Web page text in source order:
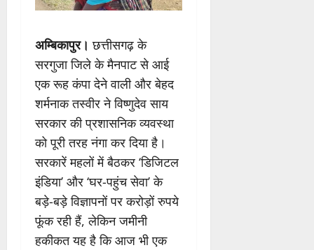
अम्बिकापुर। छत्तीसगढ़ के
सरगुजा जिले के मैनपाट से आई
एक रूह कंपा देने वाली और बेहद
शर्मनाक तस्वीर ने विष्णुदेव साय
सरकार की प्रशासनिक व्यवस्था
को पूरी तरह नंगा कर दिया है।
सरकारें महलों में बैठकर ‘डिजिटल
इंडिया’ और ‘घर-पहुंच सेवा’ के
बड़े-बड़े विज्ञापनों पर करोड़ों रुपये
फूंक रही हैं, लेकिन जमीनी
हकीकत यह है कि आज भी एक